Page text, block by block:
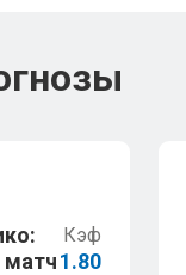
матч
Кэф
1.80